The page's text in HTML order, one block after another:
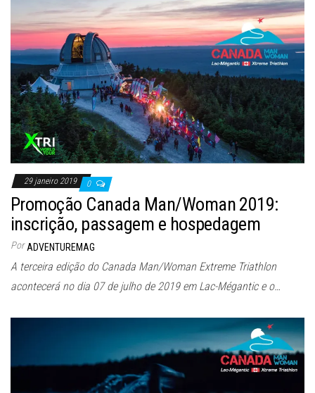
29 janeiro 2019 0
Promoção Canada Man/Woman 2019:
inscrição, passagem e hospedagem
Por ADVENTUREMAG
A terceira edição do Canada Man/Woman Extreme Triathlon
acontecerá no dia 07 de julho de 2019 em Lac-Mégantic e o…